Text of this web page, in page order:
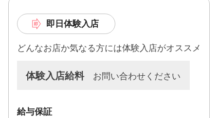
また、男性が好きなDカップ以上の女性に限定！
そんなアナタにしかできないお仕事だからこそ、
「60分11,000円」という風俗エステの中でも女性
を高く評価できる基準を採用しております。
稼ぎたい方向けに多数のオプションもご用意。
い。
即日体験入店
どんなお店か気なる方には体験入店がオススメ
体験入店給料 お問い合わせください
給与保証